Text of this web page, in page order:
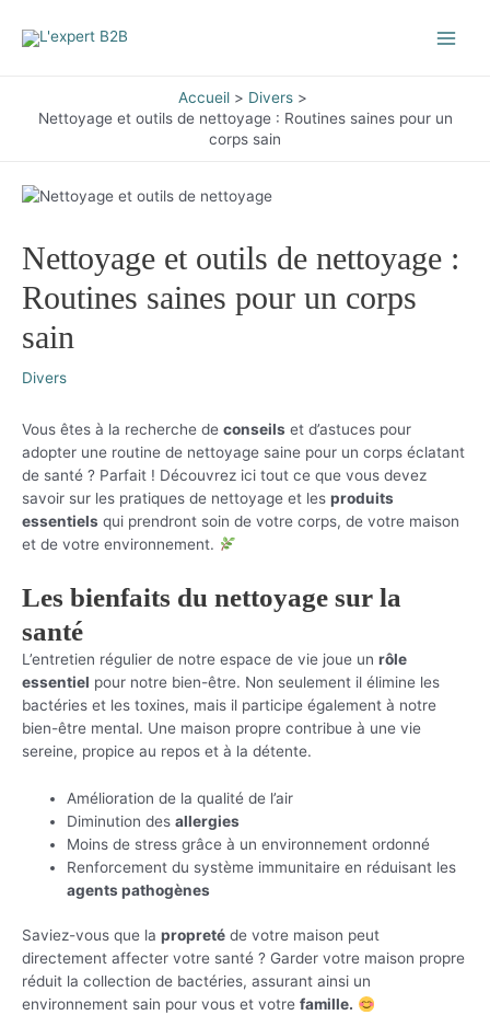
Accueil
Divers
Nettoyage et outils de nettoyage : Routines saines pour un
corps sain
Nettoyage et outils de nettoyage :
Routines saines pour un corps
sain
Divers
Vous êtes à la recherche de conseils et d’astuces pour
adopter une routine de nettoyage saine pour un corps éclatant
de santé ? Parfait ! Découvrez ici tout ce que vous devez
savoir sur les pratiques de nettoyage et les produits
essentiels qui prendront soin de votre corps, de votre maison
et de votre environnement.
Les bienfaits du nettoyage sur la
santé
L’entretien régulier de notre espace de vie joue un rôle
essentiel pour notre bien-être. Non seulement il élimine les
bactéries et les toxines, mais il participe également à notre
bien-être mental. Une maison propre contribue à une vie
sereine, propice au repos et à la détente.
Amélioration de la qualité de l’air
Diminution desallergies
Moins de stress grâce à un environnement ordonné
Renforcement du système immunitaire en réduisant les
agents pathogènes
Saviez-vous que la propreté de votre maison peut
directement affecter votre santé ? Garder votre maison propre
réduit la collection de bactéries, assurant ainsi un
environnement sain pour vous et votre famille.